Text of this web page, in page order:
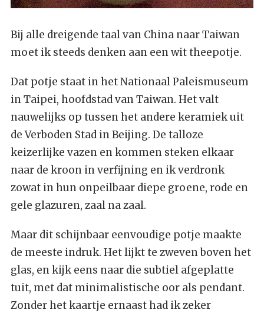
Bij alle dreigende taal van China naar Taiwan
moet ik steeds denken aan een wit theepotje.
Dat potje staat in het Nationaal Paleismuseum
in Taipei, hoofdstad van Taiwan. Het valt
nauwelijks op tussen het andere keramiek uit
de Verboden Stad in Beijing. De talloze
keizerlijke vazen en kommen steken elkaar
naar de kroon in verfijning en ik verdronk
zowat in hun onpeilbaar diepe groene, rode en
gele glazuren, zaal na zaal.
Maar dit schijnbaar eenvoudige potje maakte
de meeste indruk. Het lijkt te zweven boven het
glas, en kijk eens naar die subtiel afgeplatte
tuit, met dat minimalistische oor als pendant.
Zonder het kaartje ernaast had ik zeker